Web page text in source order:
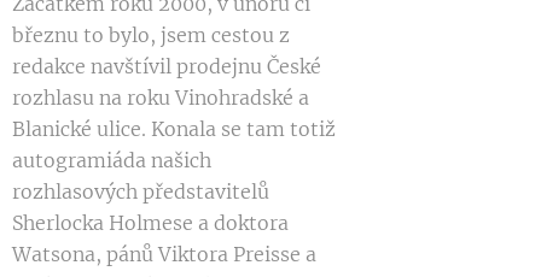
březnu to bylo, jsem cestou z
redakce navštívil prodejnu České
rozhlasu na roku Vinohradské a
Blanické ulice. Konala se tam totiž
autogramiáda našich
rozhlasových představitelů
Sherlocka Holmese a doktora
Watsona, pánů Viktora Preisse a